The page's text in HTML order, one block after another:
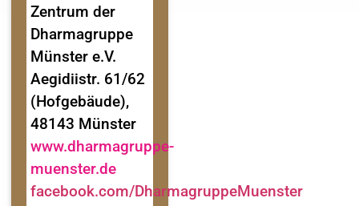
Zentrum der
Dharmagruppe
Münster e.V.
Aegidiistr. 61/62
(Hofgebäude),
48143 Münster
www.dharmagruppe-
muenster.de
facebook.com/DharmagruppeMuenster